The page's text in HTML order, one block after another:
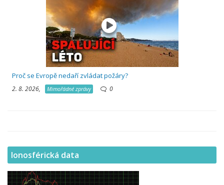
Proč se Evropě nedaří zvládat požáry?
2. 8. 2026, Mimořádné zprávy 0
Ionosférická data